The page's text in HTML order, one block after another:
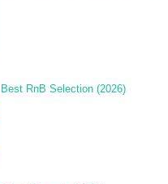
Best RnB Selection (2026)